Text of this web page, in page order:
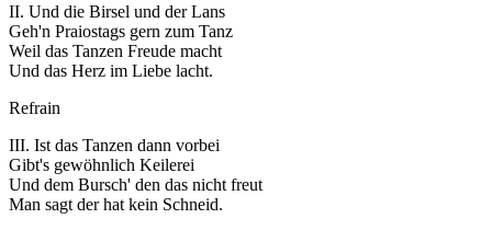
II. Und die Birsel und der Lans
Geh'n Praiostags gern zum Tanz
Weil das Tanzen Freude macht
Und das Herz im Liebe lacht.
Refrain
III. Ist das Tanzen dann vorbei
Gibt's gewöhnlich Keilerei
Und dem Bursch' den das nicht freut
Man sagt der hat kein Schneid.